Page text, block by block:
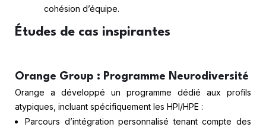
cohésion d’équipe.
Études de cas inspirantes
Orange Group : Programme Neurodiversité
Orange a développé un programme dédié aux profils
atypiques, incluant spécifiquement les HPI/HPE :
Parcours d’intégration personnalisé tenant compte des